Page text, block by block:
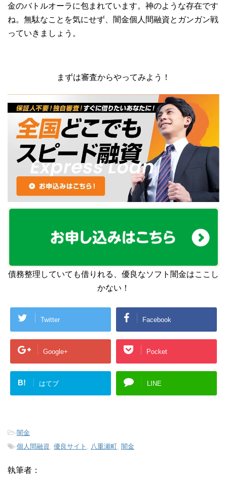
金のバトルオーラに包まれています。神のような存在です
ね。無駄なことを気にせず、闇金個人間融資とガンガン戦
っていきましょう。
まずは審査からやってみよう！
債務整理していても借りれる、優良なソフト闇金はここし
かない！
Twitter Facebook
Google+ Pocket
B! はてブ LINE
-闇金
-個人間融資, 優良サイト , 八重瀬町, 闇金
執筆者：